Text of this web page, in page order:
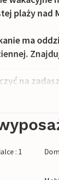
plaży nad
ma
na
grill i
: 1